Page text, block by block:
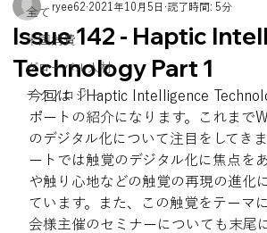
全て
米国消費
グローバル人材
テクノロジー
Issue 142 - Haptic
Technology Part 1
ryee62 2021年10月5日 読了時間: 5分
今回は「Haptic Intelligence
ポートの紹介になります。これまで
のデジタル化について注目をしてき
ートでは触覚のデジタル化に焦点を
や触り心地などの触覚の再現の進化
ています。また、この触覚をテーマ
会様主催のセミナーについても末尾